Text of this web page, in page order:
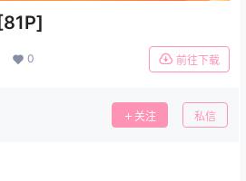
0 前往下载
关注 私信